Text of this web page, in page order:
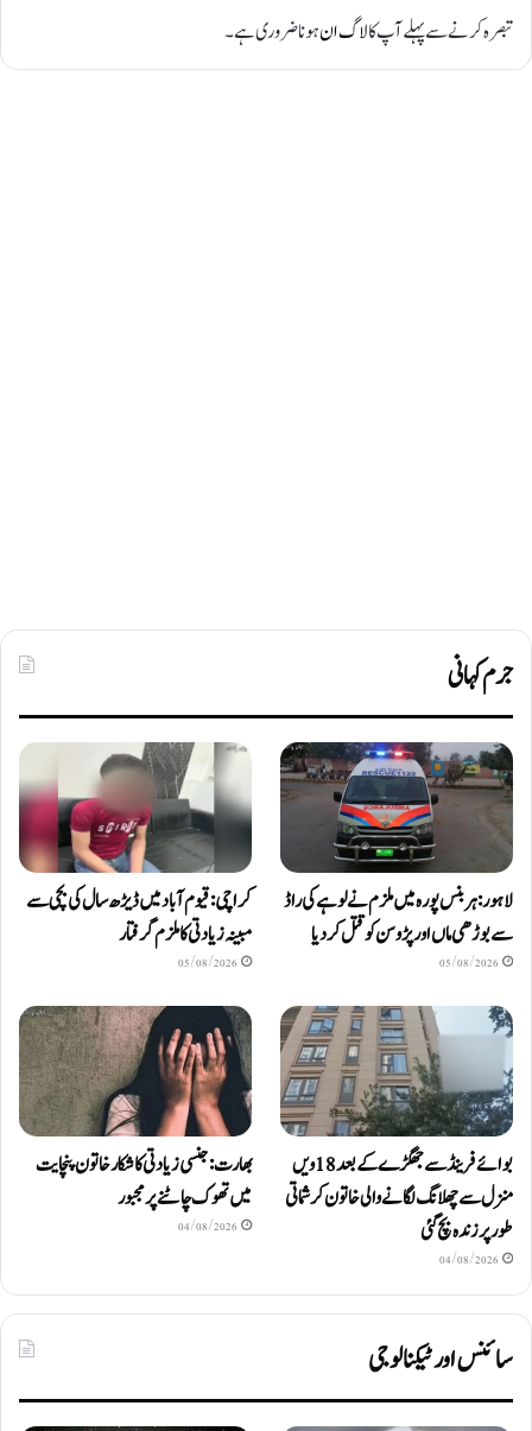
تبصرہ کرنے سے پہلے آپ کالاگ انہونا ضروری ہے۔
جرم کہانی
لاہور: ہربنس پورہ میں ملزم نے لوہے کی راڈ
سے بوڑھی ماں اور پڑوسن کو قتل کر دیا
05/08/2026
کراچی: قیوم آباد میں ڈیڑھ سال کی بچی سے
مبینہ زیادتی کا ملزم گرفتار
05/08/2026
بوائے فرینڈ سے جھگڑے کے بعد 18 ویں
منزل سے چھلانگ لگانے والی خاتون کرشماتی
طور پر زندہ بچ گئی
04/08/2026
بھارت: جنسی زیادتی کا شکار خاتون پنچایت
میں تھوک چاٹنے پر مجبور
04/08/2026
سائنس اور ٹیکنالوجی